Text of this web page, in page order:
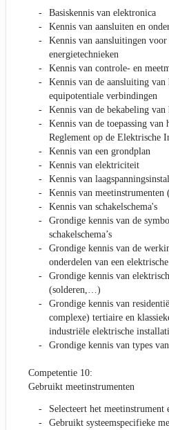
Basiskennis van elektronica
Kennis van aansluiten en
Kennis van aansluitingen
energietechnieken
Kennis van controle- en
Kennis van de aansluiting
equipotentiale verbindingen
Kennis van de bekabeling van
Kennis van de toepassing
Reglement op de Elektrische
Kennis van een grondplan
Kennis van elektriciteit
Kennis van
Kennis van
Kennis van schakelschema's
Grondige kennis van de
schakelschema’s
Grondige kennis van de
onderdelen van een
Grondige kennis van
(solderen,…)
Grondige kennis van
complexe) tertiaire en
industriële elektrische
Grondige kennis van types
Competentie 10:
Gebruikt meetinstrumenten
Selecteert het
Gebruikt systeemspecifieke